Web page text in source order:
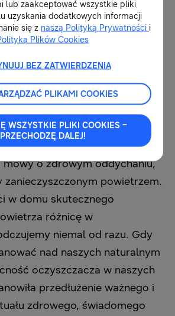
przez 3 minuty”– mówi
joginka i trenerka, autorka
mowy o zdrowym oddychaniu,
zanieczyszczonym powietrzem.
w domu skutecznego
różnicę w
niemal od razu. Gdy
nad naszych naturalnym
oczyszczacza w naszych
przedłużenie ważnego i
zdrowego, świadomego
lub zaakceptować wszystkie pliki
uzyskania dodatkowych informacji
się z naszą Polityką Prywatności i
Plików Cookies
BEZ ZATWIERDZENIA
PLIKAMI COOKIES
WSZYSTKIE PLIKI COOKIES –
PRZECHODZĘ DALEJ!